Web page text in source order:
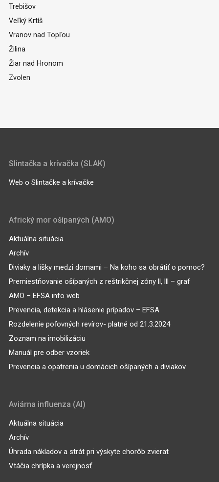
Trebišov
Veľký Krtíš
Vranov nad Topľou
Žilina
Žiar nad Hronom
Zvolen
Slintačka a krívačka (SLAK)
Web o Slintačke a krívačke
Africký mor ošípaných (AMO)
Aktuálna situácia
Archív
Diviaky a líšky medzi domami – Na koho sa obrátiť o pomoc?
Premiestňovanie ošípaných z reštrikčnej zóny ll, lll – graf
AMO – EFSA info web
Prevencia, detekcia a hlásenie prípadov – EFSA
Rozdelenie poľovných revírov- platné od 21.3.2024
Zoznam na imobilizáciu
Manuál pre odber vzoriek
Prevencia a opatrenia u domácich ošípaných a diviakov
Aviárna influenza (AI)
Aktuálna situácia
Archív
Úhrada nákladov a strát pri výskyte chorôb zvierat
Vtáčia chrípka a verejnosť